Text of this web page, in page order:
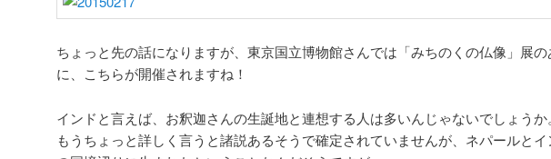
ちょっと先の話になりますが、東京国立博物館さんでは「みちのくの仏像」展の
に、こちらが開催されますね！
インドと言えば、お釈迦さんの生誕地と連想する人は多いんじゃないでしょうか。
もうちょっと詳しく言うと諸説あるそうで確定されていませんが、ネパールとイ